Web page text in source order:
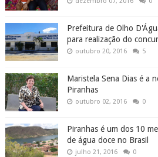
Prefeitura de Olho
para realização do
outubro 20, 2016 5
Maristela Sena Dias é a
Piranhas
outubro 02, 2016 0
Piranhas é um dos 10
de água doce no Brasil
julho 21, 2016 0